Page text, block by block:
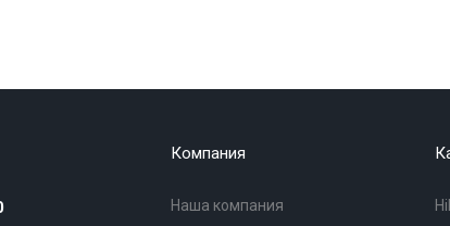
Компания
Наша компания